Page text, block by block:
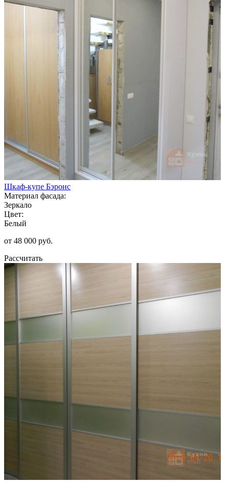
Шкаф-купе Бэронс
Материал фасада:
Зеркало
Цвет:
Белый
от 48 000 руб.
Рассчитать